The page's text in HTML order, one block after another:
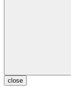
close